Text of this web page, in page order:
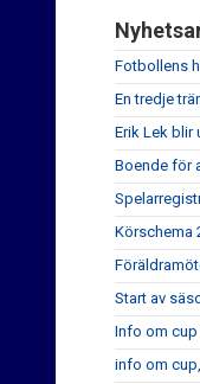
Fotbollens
En tredje
Erik Lek blir
Boende för
Körschema
Start av
Info om cup
info om